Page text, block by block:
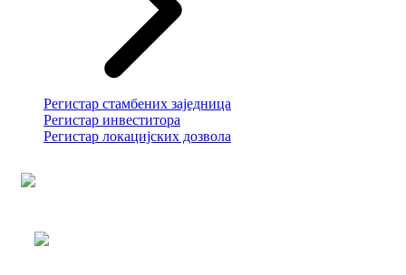
Регистар стамбених заједница
Регистар инвеститора
Регистар локацијских дозвола